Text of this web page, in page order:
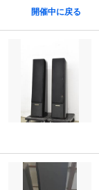
開催中に戻る